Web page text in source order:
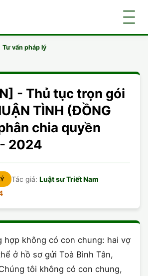
ĐÌNH
Tư vấn pháp lý
- Thủ tục trọn gói
TÌNH (ĐỒNG
chia quyền
2024
Tác giả:Luật sư Triết Nam
hợp không có con chung: hai vợ
ở hồ sơ gửi Toà Bình Tân,
tôi không có con chung,